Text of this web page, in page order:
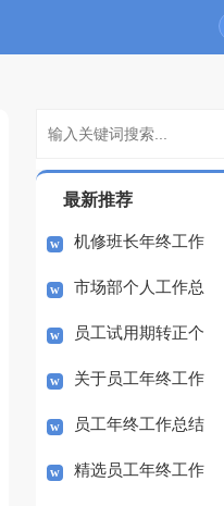
最新推荐
机修班长年终工作
总结市场部个人工作总
结 员工试用期转正个
人工作总结
关于员工年终工作
总结汇总九篇
员工年终工作总结
精选员工年终工作